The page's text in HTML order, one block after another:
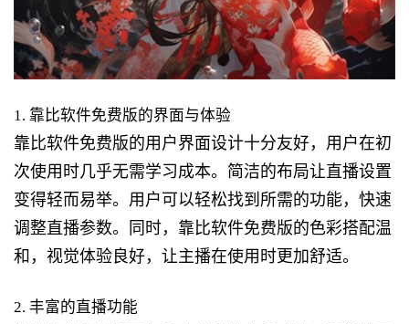
1. 靠比软件免费版的界面与体验
靠比软件免费版的用户界面设计十分友好，用户在初
次使用时几乎无需学习成本。简洁的布局让直播设置
变得轻而易举。用户可以轻松找到所需的功能，快速
调整直播参数。同时，靠比软件免费版的色彩搭配温
和，视觉体验良好，让主播在使用时更加舒适。
2. 丰富的直播功能